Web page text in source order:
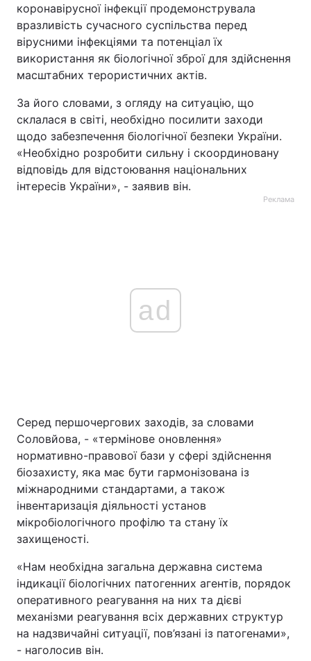
коронавірусної інфекції продемонструвала
вразливість сучасного суспільства перед
вірусними інфекціями та потенціал їх
використання як біологічної зброї для здійснення
масштабних терористичних актів.
За його словами, з огляду на ситуацію, що
склалася в світі, необхідно посилити заходи
щодо забезпечення біологічної безпеки України.
«Необхідно розробити сильну і скоординовану
відповідь для відстоювання національних
інтересів України», - заявив він.
Реклама
ad
Серед першочергових заходів, за словами
Соловйова, - «термінове оновлення»
нормативно-правової бази у сфері здійснення
біозахисту, яка має бути гармонізована із
міжнародними стандартами, а також
інвентаризація діяльності установ
мікробіологічного профілю та стану їх
захищеності.
«Нам необхідна загальна державна система
індикації біологічних патогенних агентів, порядок
оперативного реагування на них та дієві
механізми реагування всіх державних структур
на надзвичайні ситуації, пов’язані із патогенами»,
- наголосив він.